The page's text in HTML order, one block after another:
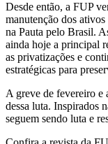
Desde então, a FUP
manutenção dos
na Pauta pelo Brasil.
ainda hoje a principal
as privatizações e
estratégicas para
A greve de fevereiro e
dessa luta. Inspirados
seguem sendo luta e